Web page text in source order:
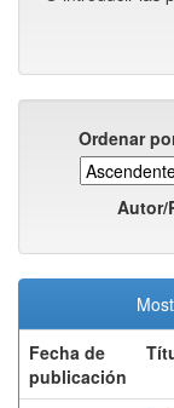
Ordenar
Autor/
Fecha de
publicación